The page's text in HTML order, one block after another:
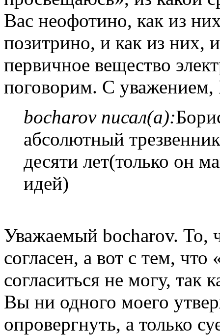
Вас неофотино, как из
позитрино, и как из них,
первичное вещество
поговорим. С уважением,
bocharov писал(а):
абсолютный
десяти лет(только он
идей)
Уважаемый bocharov. То,
согласен, а вот с тем,
согласиться не могу, так
Вы ни одного моего
опровергнуть, а только